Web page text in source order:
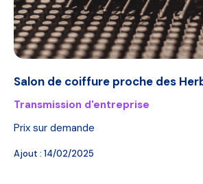
Salon de coiffure proche des
Transmission d'entreprise
Prix sur demande
Ajout : 14/02/2025